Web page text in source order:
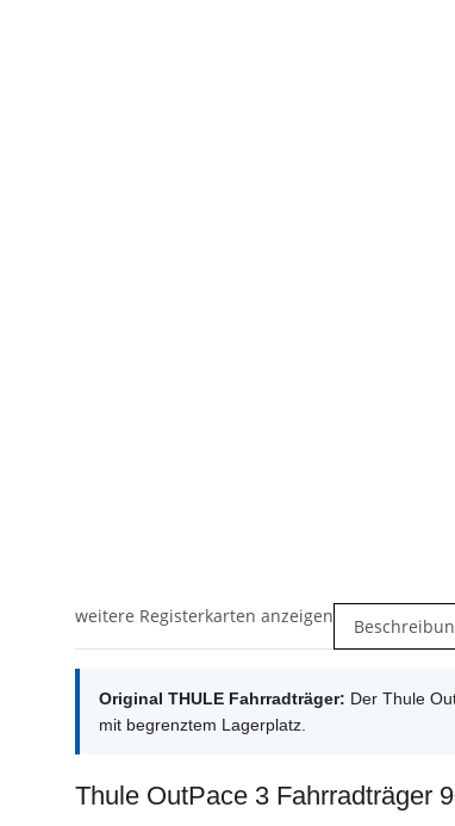
weitere Registerkarten anzeigen
Original THULE Fahrradträger: Der Thule
mit begrenztem Lagerplatz.
Thule OutPace 3 Fahrradträger